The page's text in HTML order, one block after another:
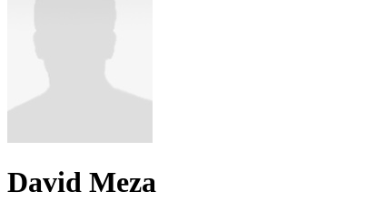
David Meza